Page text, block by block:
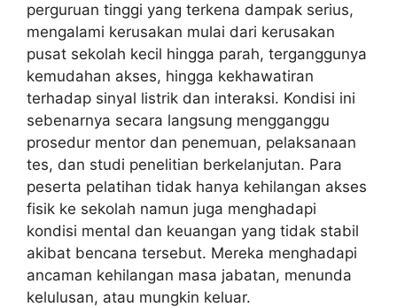
perguruan tinggi yang terkena dampak serius,
mengalami kerusakan mulai dari kerusakan
pusat sekolah kecil hingga parah, terganggunya
kemudahan akses, hingga kekhawatiran
terhadap sinyal listrik dan interaksi. Kondisi ini
sebenarnya secara langsung mengganggu
prosedur mentor dan penemuan, pelaksanaan
tes, dan studi penelitian berkelanjutan. Para
peserta pelatihan tidak hanya kehilangan akses
fisik ke sekolah namun juga menghadapi
kondisi mental dan keuangan yang tidak stabil
akibat bencana tersebut. Mereka menghadapi
ancaman kehilangan masa jabatan, menunda
kelulusan, atau mungkin keluar.